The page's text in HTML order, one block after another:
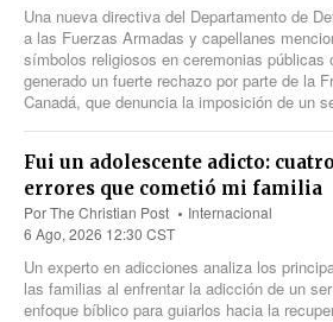
Una nueva directiva del Departamento de
a las Fuerzas Armadas y capellanes
símbolos religiosos en ceremonias públicas
generado un fuerte rechazo por parte de la
Canadá, que denuncia la imposición de un
Fui un adolescente adicto: cuatro
errores que cometió mi familia
PorThe Christian Post
Internacional
6 Ago, 2026 12:30 CST
Un experto en adicciones analiza los
las familias al enfrentar la adicción de un
enfoque bíblico para guiarlos hacia la